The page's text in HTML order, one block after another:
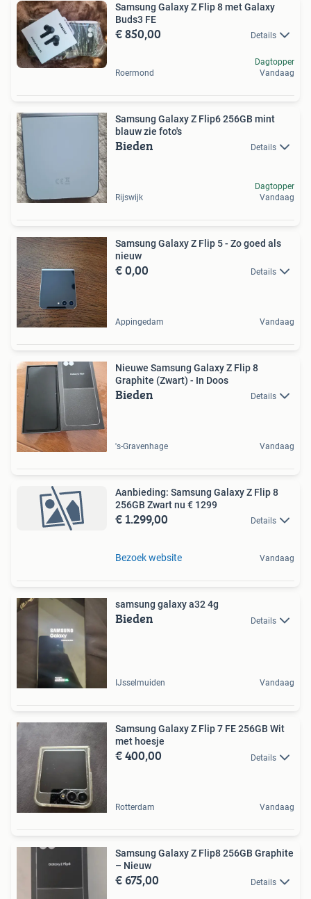
Samsung Galaxy Z Flip 8 met Galaxy
Buds3 FE
€ 850,00 Details
Roermond
Dagtopper
Vandaag
Samsung Galaxy Z Flip6 256GB mint
blauw zie foto's
Bieden Details
Rijswijk
Dagtopper
Vandaag
Samsung Galaxy Z Flip 5 - Zo goed als
nieuw
€ 0,00 Details
Appingedam Vandaag
Nieuwe Samsung Galaxy Z Flip 8
Graphite (Zwart) - In Doos
Bieden Details
's-Gravenhage Vandaag
Aanbieding: Samsung Galaxy Z Flip 8
256GB Zwart nu € 1299
€ 1.299,00 Details
Bezoek website Vandaag
samsung galaxy a32 4g
Bieden Details
IJsselmuiden Vandaag
Samsung Galaxy Z Flip 7 FE 256GB Wit
met hoesje
€ 400,00 Details
Rotterdam Vandaag
Samsung Galaxy Z Flip8 256GB Graphite
– Nieuw
€ 675,00 Details